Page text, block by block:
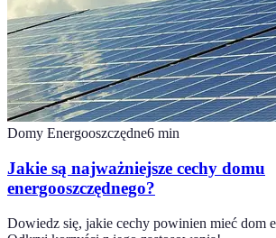
Domy Energooszczędne6 min
Jakie są najważniejsze cechy domu
energooszczędnego?
Dowiedz się, jakie cechy powinien mieć dom